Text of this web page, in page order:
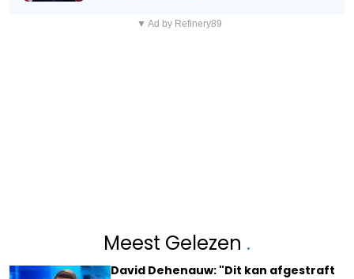
▼ Ad by Refinery89
Meest Gelezen .
David Dehenauw: "Dit kan afgestraft